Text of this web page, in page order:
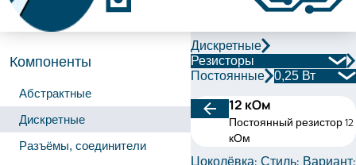
Компоненты
Абстрактные
Дискретные
Разъёмы, соединители
Дискретные
Резисторы
Постоянные
0,25 Вт
12 кОм
Постоянный резистор 12
кОм